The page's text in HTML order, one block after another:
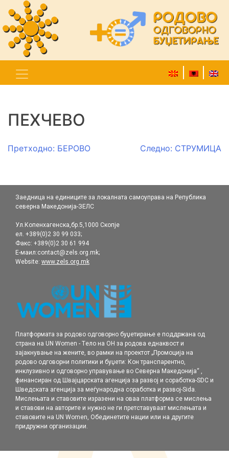
ПЕХЧЕВО
Навигација
напис
Претходно: БЕРОВО Следно: СТРУМИЦА
Заедница на единиците за локалната самоуправа на Република
северна Македонија-ЗЕЛС
Ул.Копенхагенска,бр.5,1000 Скопје
ел. +389(0)2 30 99 033;
Факс: +389(0)2 30 61 994
Е-маил:contact@zels.org.mk;
Website: www.zels.org.mk
Платформата за родово одговорно буџетирање е поддржана од
страна на UN Women - Tело на ОН за родова еднаквост и
зајакнување на жените, во рамки нa проектот „Промоција на
родовo одговорни политики и буџети: Кон транспарентно,
инклузивно и одговорно управување во Северна Македонија“ ,
финансиран од Швајцарската агенција за развој и соработка-SDC и
Шведската агенција за меѓународна соработка и развој-Sida.
Мислењата и ставовите изразени на оваа платформа се мислења
и ставови на авторите и нужно не ги претставуваат мислењата и
ставовите на UN Women, Обединетите нации или на другите
придружни организации.